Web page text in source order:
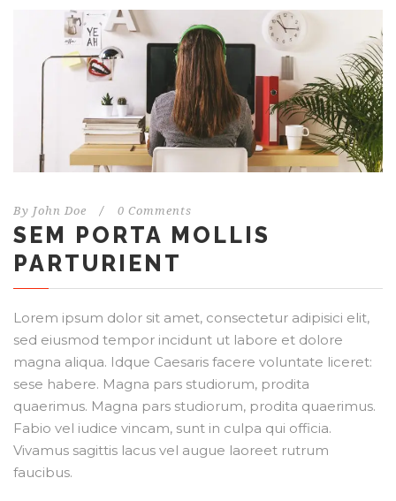
By John Doe / 0 Comments
SEM PORTA MOLLIS
PARTURIENT
Lorem ipsum dolor sit amet, consectetur adipisici elit,
sed eiusmod tempor incidunt ut labore et dolore
magna aliqua. Idque Caesaris facere voluntate liceret:
sese habere. Magna pars studiorum, prodita
quaerimus. Magna pars studiorum, prodita quaerimus.
Fabio vel iudice vincam, sunt in culpa qui officia.
Vivamus sagittis lacus vel augue laoreet rutrum
faucibus.